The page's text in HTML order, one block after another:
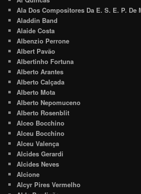
Ala Dos Compositores Da E. S. E. P. De
Aladdin Band
Alaide Costa
Albenzio Perrone
Albert Pavão
Albertinho Fortuna
Alberto Arantes
Alberto Calçada
Alberto Mota
Alberto Nepomuceno
Alberto Rosenblit
Alceo Bocchino
Alceu Bocchino
Alceu Valença
Alcides Gerardi
Alcides Neves
Alcione
Alcyr Pires Vermelho